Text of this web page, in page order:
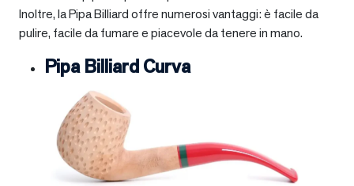
Inoltre, la Pipa Billiard offre numerosi vantaggi: è facile da
pulire, facile da fumare e piacevole da tenere in mano.
Pipa Billiard Curva